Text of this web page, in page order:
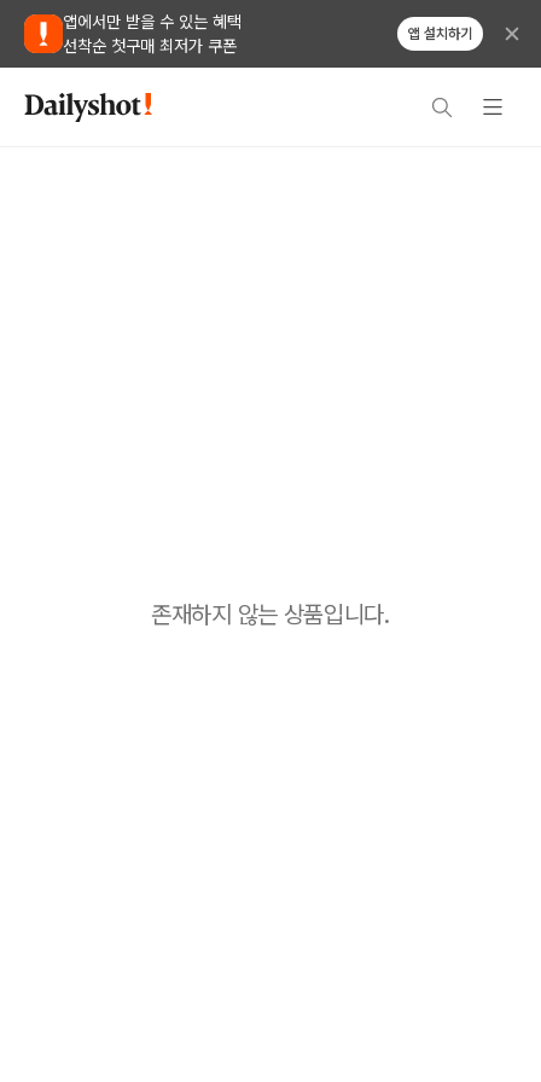
앱에서만 받을 수 있는 혜택
선착순 첫구매 최저가 쿠폰
앱 설치하기
존재하지 않는 상품입니다.